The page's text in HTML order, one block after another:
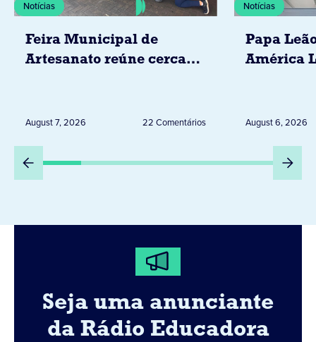
Notícias
Feira Municipal de
Artesanato reúne cerca
August 7, 2026 22 Comentários
Notícias
Papa
América
Peru
August 6, 2026
Seja uma anunciante
da Rádio Educadora